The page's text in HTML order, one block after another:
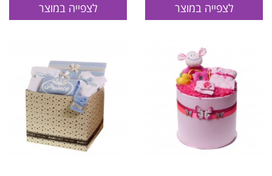
לצפייה במוצר לצפייה במוצר